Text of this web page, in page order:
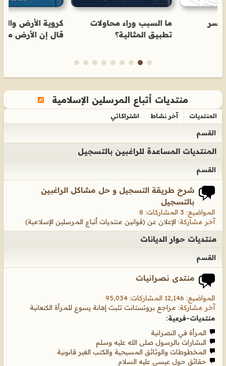
ما السبب وراء محاولات
تطبيق المثالية؟
كروية الأرض والرد على من
قال إن الأرض مسطحة.
منتديات أتباع المرسلين الإسلامية
المنتديات آخر نشاط اشتراكاتي
القسم
المنتديات المساعدة للراغبين بالتسجيل
القسم
شرح طريقة التسجيل و حل مشاكل الراغبين
بالتسجيل
المواضيع: 3 المشاركات: 8
آخر مشاركة: الإعلان عن (قوانين منتديات أتباع المرسلين الإسلامية)
منتديات حوار الديانات
القسم
منتدى نصرانيات
المواضيع: 12,146 المشاركات: 95,034
آخر مشاركة: مراجع بروتستانت تثبت إهانة يسوع للمرأة الكنعانية
منتديات-فرعية:
المرأة في النصرانية
البشارات بالرسول صلى الله عليه وسلم
المخطوطات والوثائق المسيحية والكتب الغير قانونية
حقائق حول عيسى عليه السلام